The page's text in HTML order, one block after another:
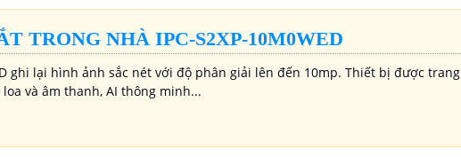
TRONG NHÀ IPC-S2XP-10M0WED
ghi lại hình ảnh sắc nét với độ phân giải lên đến 10mp. Thiết bị được
và âm thanh, AI thông minh...